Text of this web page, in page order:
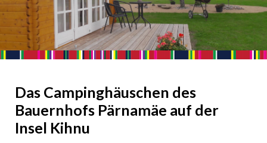
Das Campinghäuschen des
Bauernhofs Pärnamäe auf der
Insel Kihnu